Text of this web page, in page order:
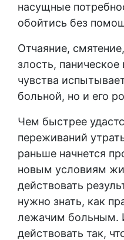
насущные
обойтись без
Отчаяние,
злость, паническое
чувства
больной, но и его
Чем быстрее
переживаний
раньше начнется
новым условиям
действовать
нужно знать, как
лежачим больным.
действовать так,